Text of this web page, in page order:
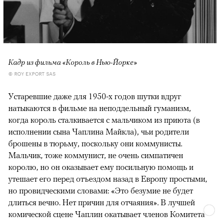
Кадр из фильма «Король в Нью-Йорке»
© ROY EXPORT SAS
Устаревшие даже для 1950-х годов шутки вдруг
натыкаются в фильме на неподдельный гуманизм,
когда король сталкивается с мальчиком из приюта (в
исполнении сына Чаплина Майкла), чьи родители
брошены в тюрьму, поскольку они коммунисты.
Мальчик, тоже коммунист, не очень симпатичен
королю, но он оказывает ему посильную помощь и
утешает его перед отъездом назад в Европу простыми,
но провидческими словами: «Это безумие не будет
длиться вечно. Нет причин для отчаяния». В лучшей
комической сцене Чаплин окатывает членов Комитета